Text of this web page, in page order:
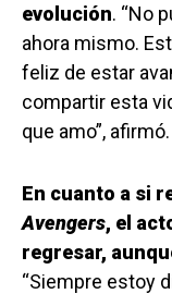
evolución. “No
ahora mismo.
feliz de estar
compartir esta
que amo”, afirmó.
En cuanto a si
Avengers, el
regresar,
“Siempre estoy